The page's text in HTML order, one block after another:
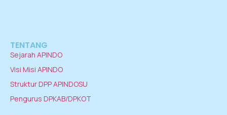
TENTANG
Sejarah APINDO
Visi Misi APINDO
Struktur DPP APINDOSU
Pengurus DPKAB/DPKOT